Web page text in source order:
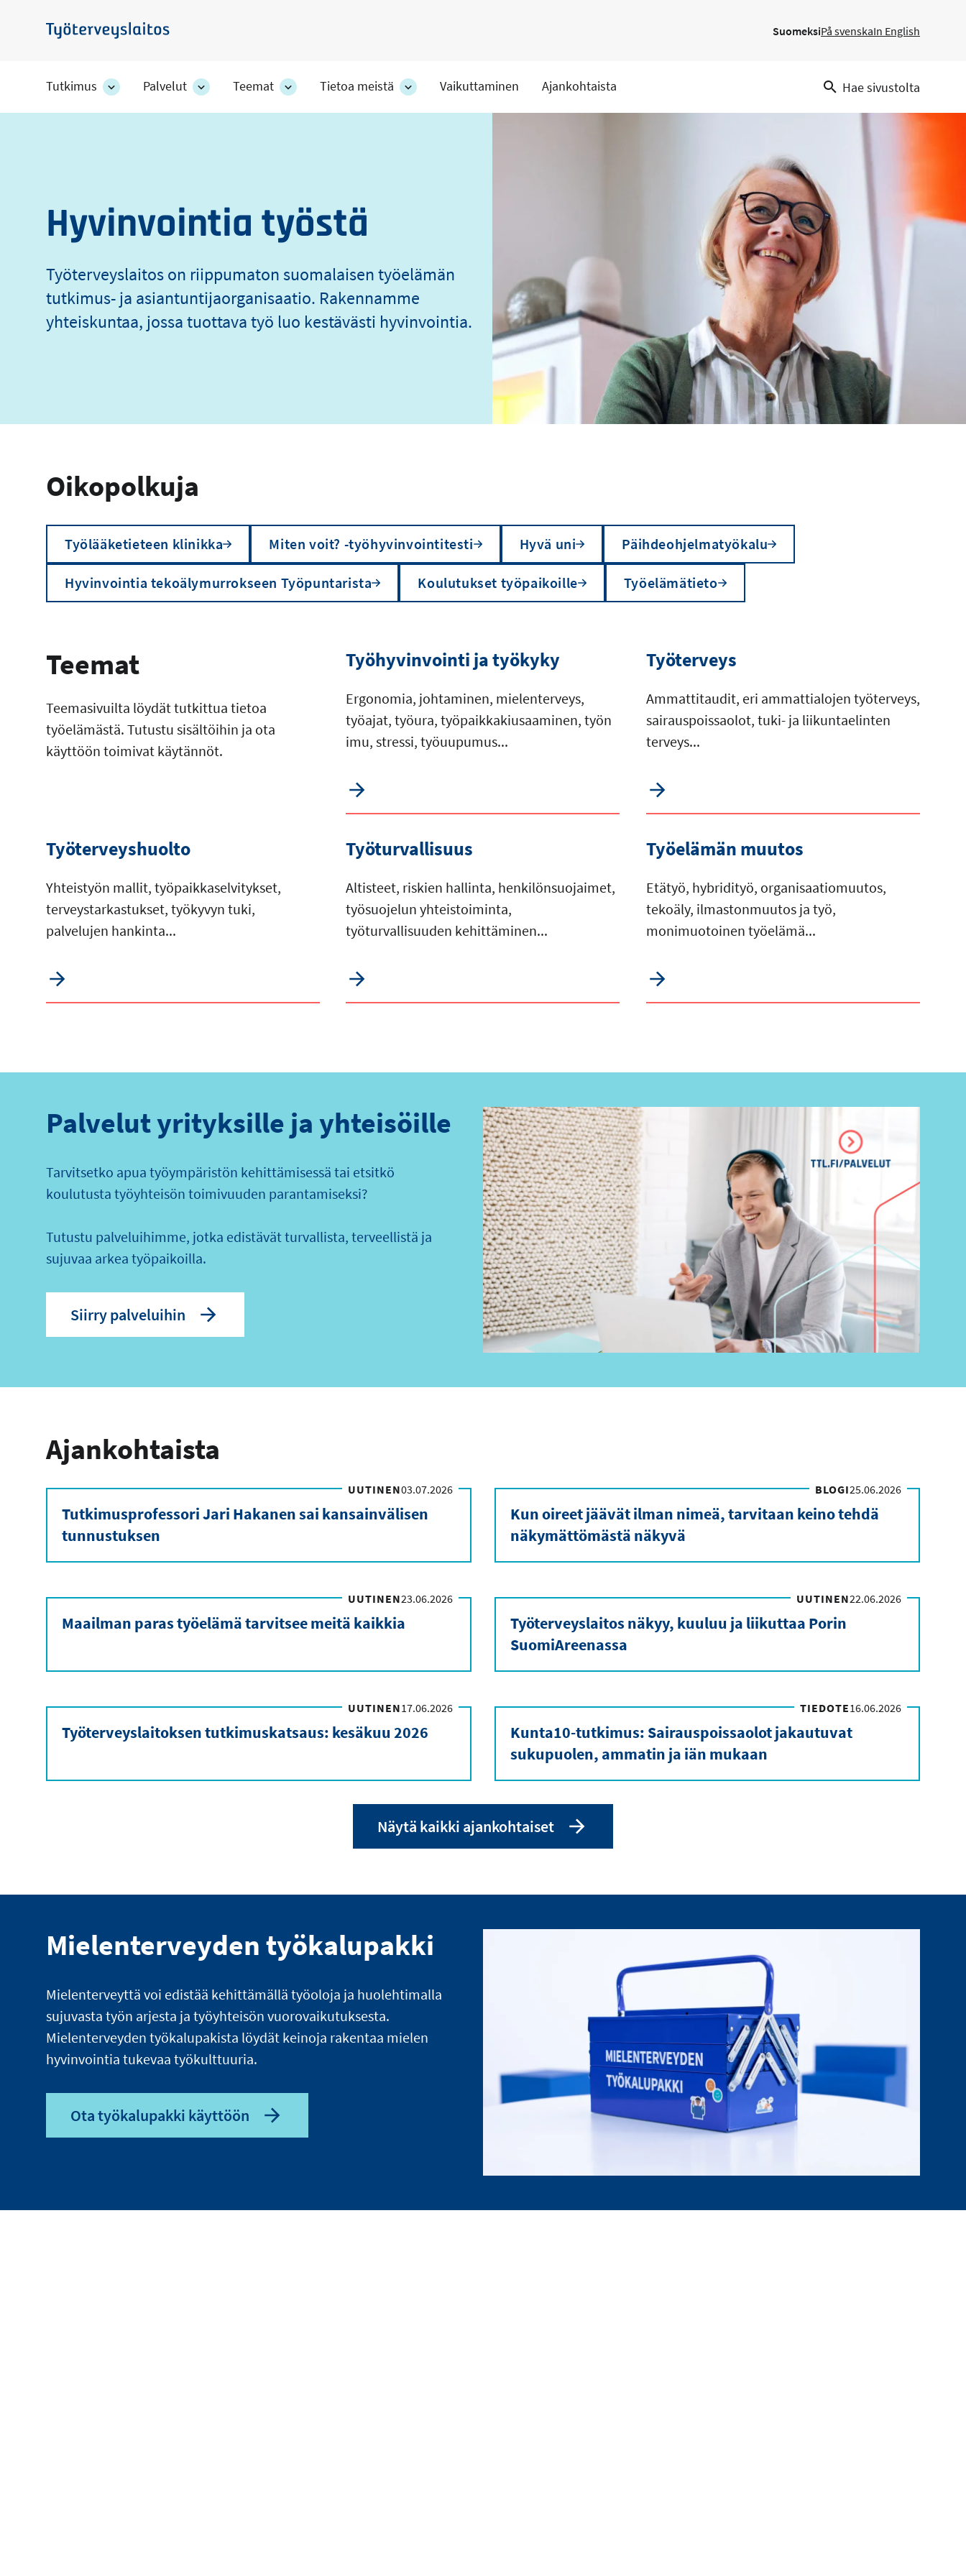
pääsisältöön
Työterveyslaitos
SuomeksiPå svenskaIn English
Tutkimus
Tutkimus
-
Palvelut
Palvelut
-
Teemat
Teemat
-
Tietoa meistä
Tietoa
meistä
Vaikuttaminen Ajankohtaista Hae sivustolta
Työterveyslaitos
Hyvinvointia työstä
Työterveyslaitos on riippumaton suomalaisen työelämän
tutkimus- ja asiantuntijaorganisaatio. Rakennamme
yhteiskuntaa, jossa tuottava työ luo kestävästi hyvinvointia.
Oikopolkuja
Työlääketieteen klinikka Miten voit? -työhyvinvointitesti Hyvä uni Päihdeohjelmatyökalu
Hyvinvointia tekoälymurrokseen Työpuntarista Koulutukset työpaikoille Työelämätieto
Teemat
Teemasivuilta löydät tutkittua tietoa
työelämästä. Tutustu sisältöihin ja ota
käyttöön toimivat käytännöt.
Työhyvinvointi ja työkyky
Ergonomia, johtaminen, mielenterveys,
työajat, työura, työpaikkakiusaaminen, työn
imu, stressi, työuupumus...
Työterveys
Ammattitaudit, eri ammattialojen työterveys,
sairauspoissaolot, tuki- ja liikuntaelinten
terveys...
Työterveyshuolto
Yhteistyön mallit, työpaikkaselvitykset,
terveystarkastukset, työkyvyn tuki,
palvelujen hankinta...
Työturvallisuus
Altisteet, riskien hallinta, henkilönsuojaimet,
työsuojelun yhteistoiminta,
työturvallisuuden kehittäminen...
Työelämän muutos
Etätyö, hybridityö, organisaatiomuutos,
tekoäly, ilmastonmuutos ja työ,
monimuotoinen työelämä...
Palvelut yrityksille ja yhteisöille
Tarvitsetko apua työympäristön kehittämisessä tai etsitkö
koulutusta työyhteisön toimivuuden parantamiseksi?
Tutustu palveluihimme, jotka edistävät turvallista, terveellistä ja
sujuvaa arkea työpaikoilla.
Siirry palveluihin
Ajankohtaista
UUTINEN03.07.2026
Tutkimusprofessori Jari Hakanen sai kansainvälisen
tunnustuksen
BLOGI25.06.2026
Kun oireet jäävät ilman nimeä, tarvitaan keino tehdä
näkymättömästä näkyvä
UUTINEN23.06.2026
Maailman paras työelämä tarvitsee meitä kaikkia
UUTINEN22.06.2026
Työterveyslaitos näkyy, kuuluu ja liikuttaa Porin
SuomiAreenassa
UUTINEN17.06.2026
Työterveyslaitoksen tutkimuskatsaus: kesäkuu 2026
TIEDOTE16.06.2026
Kunta10-tutkimus: Sairauspoissaolot jakautuvat
sukupuolen, ammatin ja iän mukaan
Näytä kaikki ajankohtaiset
Mielenterveyden työkalupakki
Mielenterveyttä voi edistää kehittämällä työoloja ja huolehtimalla
sujuvasta työn arjesta ja työyhteisön vuorovaikutuksesta.
Mielenterveyden työkalupakista löydät keinoja rakentaa mielen
hyvinvointia tukevaa työkulttuuria.
Ota työkalupakki käyttöön